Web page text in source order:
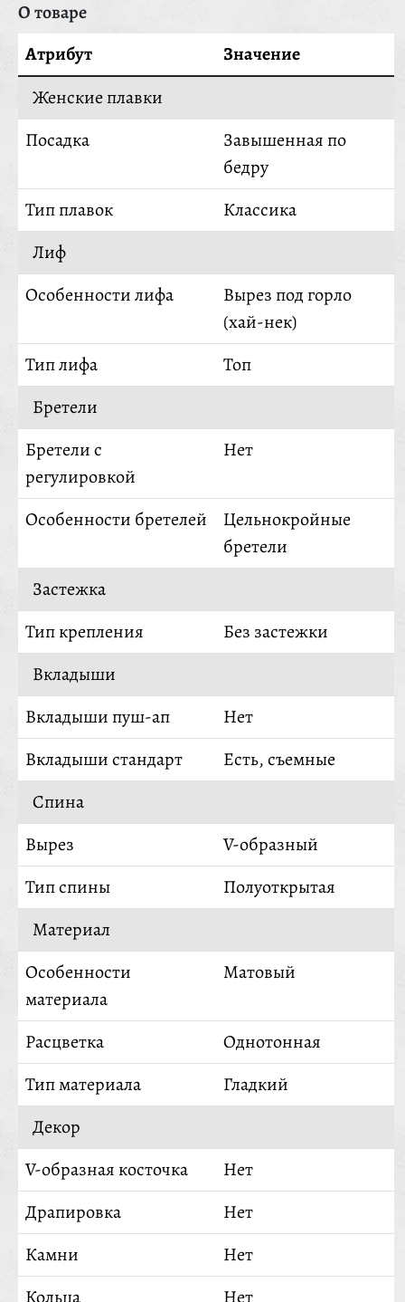
О товаре
Атрибут
Значение
Женские плавки
Посадка
Завышенная по
бедру
Тип плавок
Классика
Лиф
Особенности лифа
Вырез под горло
(хай-нек)
Тип лифа
Топ
Бретели
Бретели с
регулировкой
Нет
Особенности бретелей
Цельнокройные
бретели
Застежка
Тип крепления
Без застежки
Вкладыши
Вкладыши пуш-ап
Нет
Вкладыши стандарт
Есть, съемные
Спина
Вырез
V-образный
Тип спины
Полуоткрытая
Материал
Особенности
материала
Матовый
Расцветка
Однотонная
Тип материала
Гладкий
Декор
V-образная косточка
Нет
Драпировка
Нет
Камни
Нет
Кольца
Нет